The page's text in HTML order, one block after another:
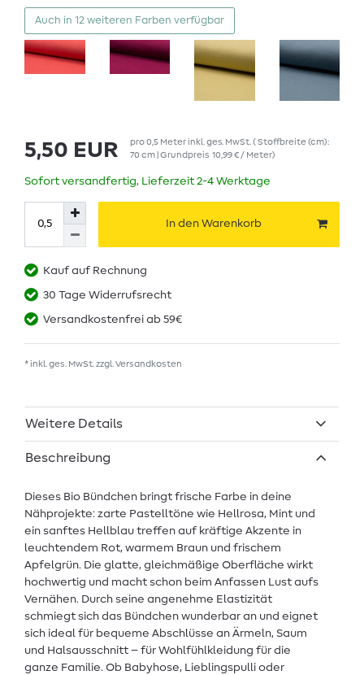
Auch in 12 weiteren Farben verfügbar
5,50 EUR pro0,5 Meterinkl. ges. MwSt. ( Stoffbreite (cm):
70 cm | Grundpreis 10,99 € / Meter)
Sofort versandfertig, Lieferzeit 2-4 Werktage
In den Warenkorb
Kauf auf Rechnung
30 Tage Widerrufsrecht
Versandkostenfrei ab 59€
* inkl. ges. MwSt. zzgl. Versandkosten
Weitere Details
Beschreibung
Dieses Bio Bündchen bringt frische Farbe in deine
Nähprojekte: zarte Pastelltöne wie Hellrosa, Mint und
ein sanftes Hellblau treffen auf kräftige Akzente in
leuchtendem Rot, warmem Braun und frischem
Apfelgrün. Die glatte, gleichmäßige Oberfläche wirkt
hochwertig und macht schon beim Anfassen Lust aufs
Vernähen. Durch seine angenehme Elastizität
schmiegt sich das Bündchen wunderbar an und eignet
sich ideal für bequeme Abschlüsse an Ärmeln, Saum
und Halsausschnitt – für Wohlfühlkleidung für die
ganze Familie. Ob Babyhose, Lieblingspulli oder